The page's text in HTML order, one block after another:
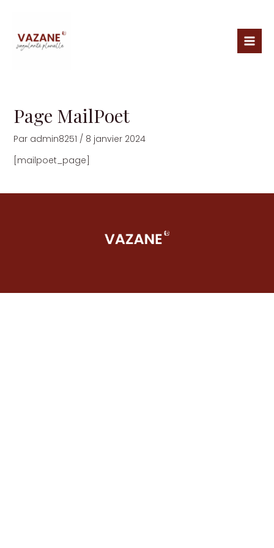
contenu
Page MailPoet
Par admin8251 / 8 janvier 2024
[mailpoet_page]